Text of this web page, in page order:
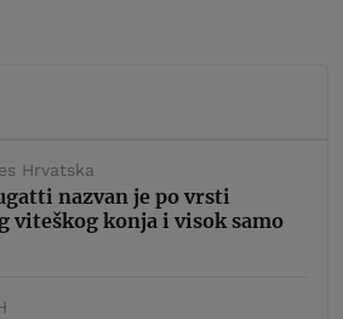
Hrvatska
nazvan je po vrsti
viteškog konja i visok samo